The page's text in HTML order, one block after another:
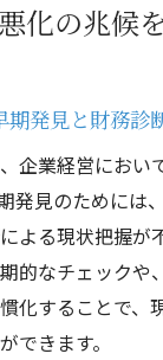
見逃せない現金
活かした資金繰
始める企業資金管
を基礎とした資金
改善に役立つ財
管理で押さえた
と財務診断の基
に効く資金繰り
化の兆候
期発見と財務診
企業経営におい
発見のためには
よる現状把握が
的なチェックや
化することで、
できます。